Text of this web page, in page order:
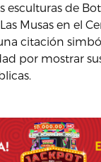
esculturas de
Musas en el
citación
por mostrar